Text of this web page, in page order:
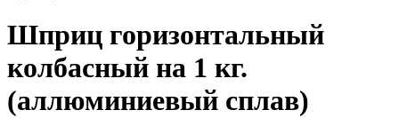
Шприц горизонтальный
колбасный на 1 кг.
(аллюминиевый сплав)